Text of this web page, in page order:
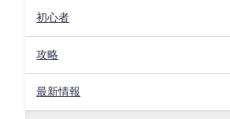
初心者
攻略
最新情報